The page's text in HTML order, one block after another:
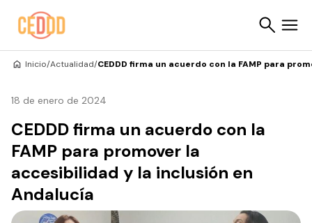
Inicio/Actualidad/CEDDD firma un acuerdo con la FAMP para
18 de enero de 2024
CEDDD firma un acuerdo con la
FAMP para promover la
accesibilidad y la inclusión en
Andalucía